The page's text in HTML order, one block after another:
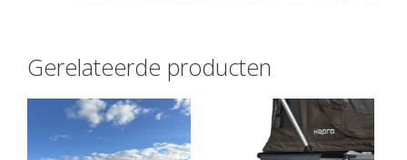
Gerelateerde producten